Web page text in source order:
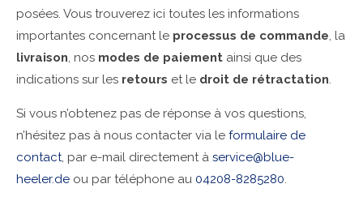
posées. Vous trouverez ici toutes les informations
importantes concernant le processus de commande , la
livraison , nos modes de paiement ainsi que des
indications sur les retours et le droit de rétractation
Si vous n’obtenez pas de réponse à vos questions,
n’hésitez pas à nous contacter via le formulaire de
contact , par e-mail directement à service@blue-
heeler.de ou par téléphone au 04208-8285280